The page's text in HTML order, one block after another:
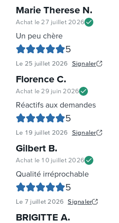
Marie Therese N.
Achat le 27 juillet 2026
Un peu chère
5
Le 25 juillet 2026 Signaler
Florence C.
Achat le 29 juin 2026
Réactifs aux demandes
5
Le 19 juillet 2026 Signaler
Gilbert B.
Achat le 10 juillet 2026
Qualité irréprochable
5
Le 7 juillet 2026 Signaler
BRIGITTE A.